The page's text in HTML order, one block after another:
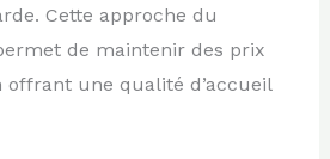
Cette approche du
de maintenir des prix
offrant une qualité d’accueil